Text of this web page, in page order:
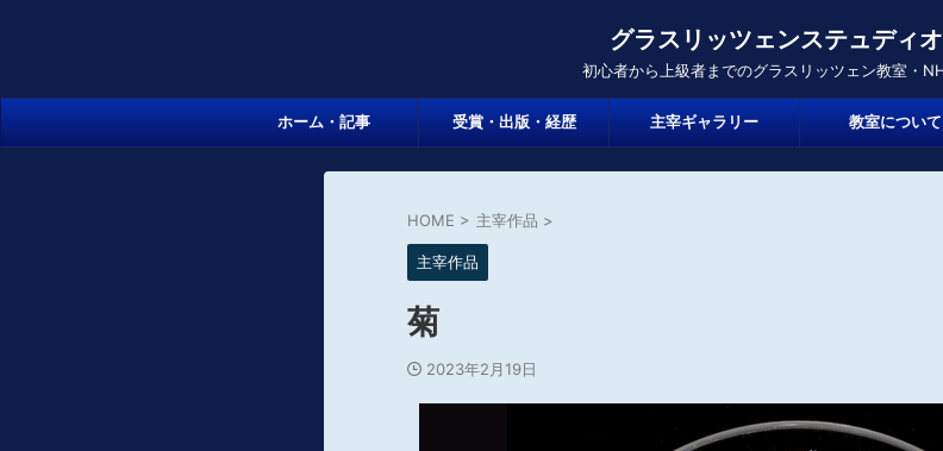
グラスリッツェンステュディ
初心者から上級者までのグラスリッツェン教室・
ホーム・記事 受賞・出版・経歴 主宰ギャラリー 教室について
HOME > 主宰作品 >
主宰作品
菊
2023年2月19日